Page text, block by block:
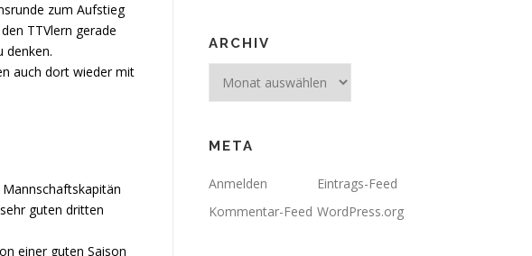
zum Aufstieg
TTVlern gerade
denken.
auch dort wieder mit
guten dritten
einer guten Saison
ARCHIV
META
Anmelden
Eintrags-Feed
Kommentar-Feed WordPress.org